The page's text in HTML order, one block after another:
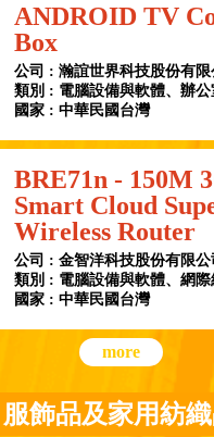
ANDROID TV
Box
公司 : 瀚誼世界科技股份有限
類別 : 電腦設備與軟體、辦
國家 : 中華民國台灣
BRE71n - 150M
Smart Cloud
Wireless Router
公司 : 金智洋科技股份有限公
類別 : 電腦設備與軟體、網
國家 : 中華民國台灣
more
服飾品及家用紡